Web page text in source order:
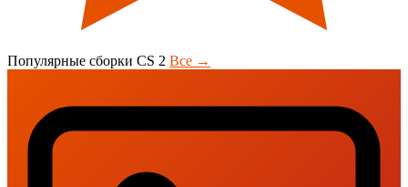
Популярные сборки CS 2 Все →